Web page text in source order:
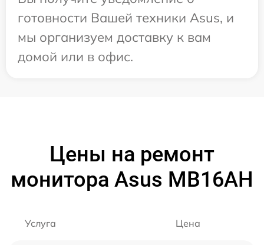
готовности Вашей техники Asus, и
мы организуем доставку к вам
домой или в офис.
Цены на ремонт
монитора Asus MB16AH
Услуга Цена